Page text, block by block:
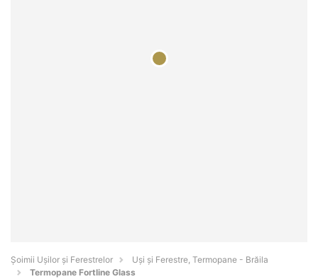
Șoimii Ușilor și Ferestrelor
Uși și Ferestre, Termopane - Brăila
Termopane Fortline Glass